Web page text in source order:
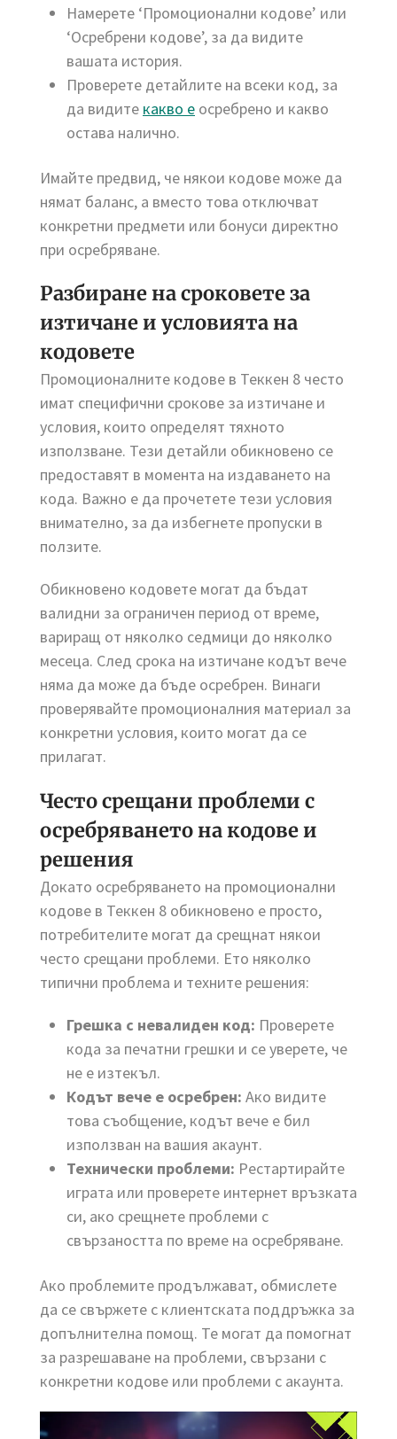
Намерете ‘Промоционални кодове’ или
‘Осребрени кодове’, за да видите
вашата история.
Проверете детайлите на всеки код, за
да видите какво е осребрено и какво
остава налично.
Имайте предвид, че някои кодове може да
нямат баланс, а вместо това отключват
конкретни предмети или бонуси директно
при осребряване.
Разбиране на сроковете за
изтичане и условията на
кодовете
Промоционалните кодове в Теккен 8 често
имат специфични срокове за изтичане и
условия, които определят тяхното
използване. Тези детайли обикновено се
предоставят в момента на издаването на
кода. Важно е да прочетете тези условия
внимателно, за да избегнете пропуски в
ползите.
Обикновено кодовете могат да бъдат
валидни за ограничен период от време,
вариращ от няколко седмици до няколко
месеца. След срока на изтичане кодът вече
няма да може да бъде осребрен. Винаги
проверявайте промоционалния материал за
конкретни условия, които могат да се
прилагат.
Често срещани проблеми с
осребряването на кодове и
решения
Докато осребряването на промоционални
кодове в Теккен 8 обикновено е просто,
потребителите могат да срещнат някои
често срещани проблеми. Ето няколко
типични проблема и техните решения:
Грешка с невалиден код: Проверете
кода за печатни грешки и се уверете, че
не е изтекъл.
Кодът вече е осребрен: Ако видите
това съобщение, кодът вече е бил
използван на вашия акаунт.
Технически проблеми: Рестартирайте
играта или проверете интернет връзката
си, ако срещнете проблеми с
свързаността по време на осребряване.
Ако проблемите продължават, обмислете
да се свържете с клиентската поддръжка за
допълнителна помощ. Те могат да помогнат
за разрешаване на проблеми, свързани с
конкретни кодове или проблеми с акаунта.